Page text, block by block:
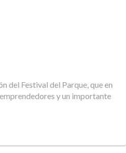
del Festival del Parque, que en
y un importante